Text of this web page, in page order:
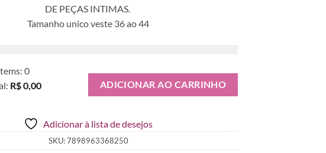
DE PEÇAS INTIMAS.
Tamanho unico veste 36 ao 44
: 0
: R$ 0,00 ADICIONAR AO CARRINHO
Adicionar à lista de desejos
SKU:7898963368250